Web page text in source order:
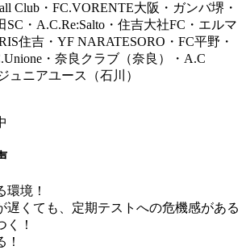
Club・FC.VORENTE大阪・ガンバ堺・
・A.C.Re:Salto・住吉大社FC・エルマ
住吉・YF NARATESORO・FC平野・
・奈良クラブ（奈良）・A.C
ュニアユース（石川）
環境！
遅くても、定期テストへの危機感がある
く！
！